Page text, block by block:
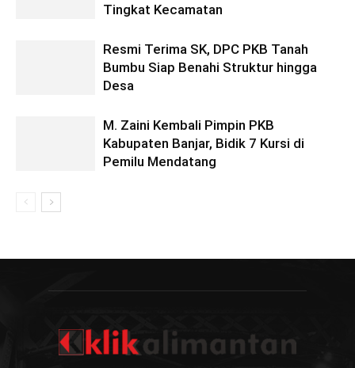
Tingkat Kecamatan
Resmi Terima SK, DPC PKB Tanah
Bumbu Siap Benahi Struktur hingga
Desa
M. Zaini Kembali Pimpin PKB
Kabupaten Banjar, Bidik 7 Kursi di
Pemilu Mendatang